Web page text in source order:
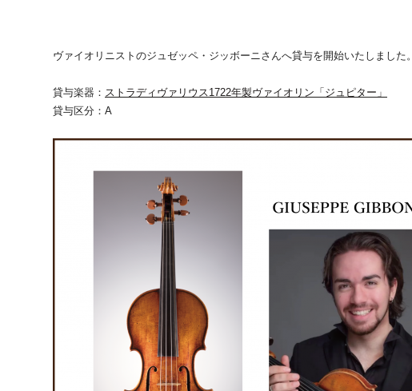
ヴァイオリニストのジュゼッペ・ジッボーニさんへ貸与を開始いたしました。
貸与楽器： ストラディヴァリウス1722年製ヴァイオリン「ジュピター」
貸与区分：A